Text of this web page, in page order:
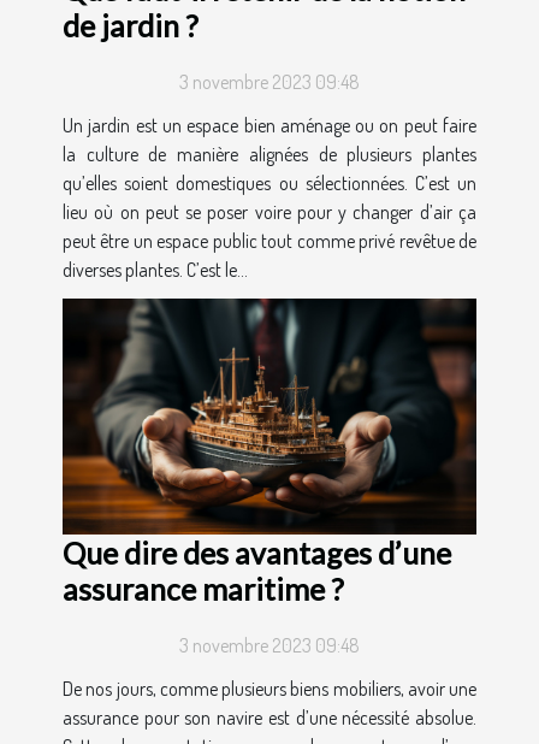
de jardin ?
3 novembre 2023 09:48
Un jardin est un espace bien aménage ou on peut faire
la culture de manière alignées de plusieurs plantes
qu’elles soient domestiques ou sélectionnées. C’est un
lieu où on peut se poser voire pour y changer d’air ça
peut être un espace public tout comme privé revêtue de
diverses plantes. C’est le...
Que dire des avantages d’une
assurance maritime ?
3 novembre 2023 09:48
De nos jours, comme plusieurs biens mobiliers, avoir une
assurance pour son navire est d’une nécessité absolue.